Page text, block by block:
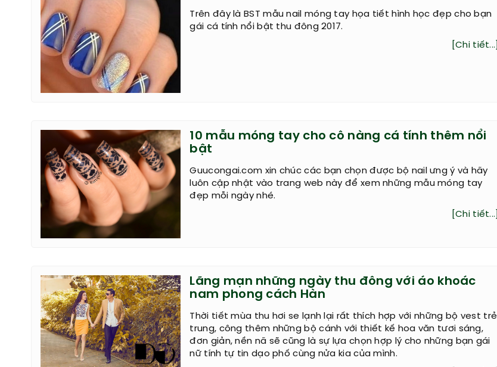
Trên đây là BST mẫu nail móng tay họa tiết hình học đẹp cho bạn
gái cá tính nổi bật thu đông 2017.
[Chi tiết...]
10 mẫu móng tay cho cô nàng cá tính thêm nổi
bật
Guucongai.com xin chúc các bạn chọn được bộ nail ưng ý và hãy
luôn cập nhật vào trang web này để xem những mẫu móng tay
đẹp mỗi ngày nhé.
[Chi tiết...]
Lãng mạn những ngày thu đông với áo khoác
nam phong cách Hàn
Thời tiết mùa thu hơi se lạnh lại rất thích hợp với những bộ vest trẻ
trung, công thêm những bộ cánh với thiết kế hoa văn tươi sáng,
đơn giản, nền nã sẽ cũng là sự lựa chọn hợp lý cho những bạn gái
nữ tính tự tin dạo phố cùng nửa kia của mình.